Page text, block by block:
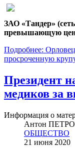
ЗАО «Тандер»
превышающую
Подробнее: Орловец
просроченную
Президент
медиков за
Информация о
Антон
ОБЩЕСТВО
21 июня 2020